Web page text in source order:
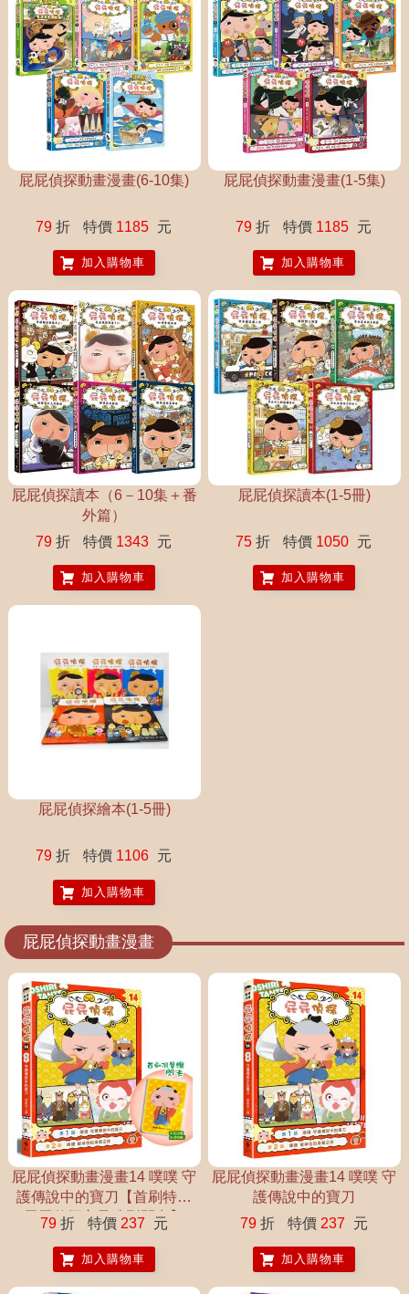
屁屁偵探動畫漫畫(6-10集)
79 折 特價 1185 元
加入購物車
屁屁偵探動畫漫畫(1-5集)
79 折 特價 1185 元
加入購物車
屁屁偵探讀本（6－10集＋番
外篇）
79 折 特價 1343 元
加入購物車
屁屁偵探讀本(1-5冊)
75 折 特價 1050 元
加入購物車
屁屁偵探繪本(1-5冊)
79 折 特價 1106 元
加入購物車
屁屁偵探動畫漫畫
屁屁偵探動畫漫畫14 噗噗 守
護傳說中的寶刀【首刷特贈
屁屁偵探主君造型閃卡】
79 折 特價 237 元
加入購物車
屁屁偵探動畫漫畫14 噗噗 守
護傳說中的寶刀
79 折 特價 237 元
加入購物車